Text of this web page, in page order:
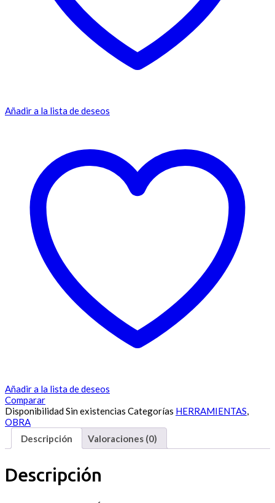
Añadir a la lista de deseos
Añadir a la lista de deseos
Comparar
DisponibilidadSin existencias Categorías HERRAMIENTAS,
OBRA
Descripción
Valoraciones (0)
Descripción